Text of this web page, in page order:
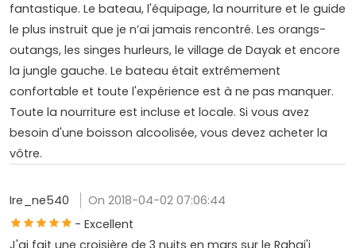
fantastique. Le bateau, l'équipage, la nourriture et le guide
le plus instruit que je n’ai jamais rencontré. Les orangs-
outangs, les singes hurleurs, le village de Dayak et encore
la jungle gauche. Le bateau était extrêmement
confortable et toute l'expérience est à ne pas manquer.
Toute la nourriture est incluse et locale. Si vous avez
besoin d'une boisson alcoolisée, vous devez acheter la
vôtre.
Ire_ne540
On 2018-04-02 07:06:44
- Excellent